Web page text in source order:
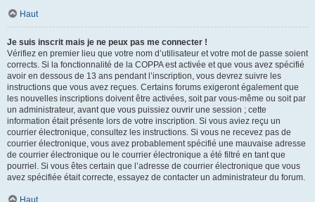
Haut
Je suis inscrit mais je ne peux pas me connecter !
Vérifiez en premier lieu que votre nom d’utilisateur et votre mot de passe soient
corrects. Si la fonctionnalité de la COPPA est activée et que vous avez spécifié
avoir en dessous de 13 ans pendant l’inscription, vous devrez suivre les
instructions que vous avez reçues. Certains forums exigeront également que
les nouvelles inscriptions doivent être activées, soit par vous-même ou soit par
un administrateur, avant que vous puissiez ouvrir une session ; cette
information était présente lors de votre inscription. Si vous aviez reçu un
courrier électronique, consultez les instructions. Si vous ne recevez pas de
courrier électronique, vous avez probablement spécifié une mauvaise adresse
de courrier électronique ou le courrier électronique a été filtré en tant que
pourriel. Si vous êtes certain que l’adresse de courrier électronique que vous
avez spécifiée était correcte, essayez de contacter un administrateur du forum.
Haut